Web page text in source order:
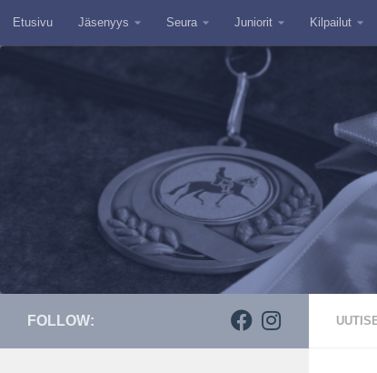
Skip to content
Etusivu Jäsenyys Seura Juniorit Kilpailut
FOLLOW: